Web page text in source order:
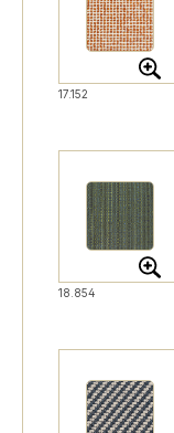
17.152
18.854